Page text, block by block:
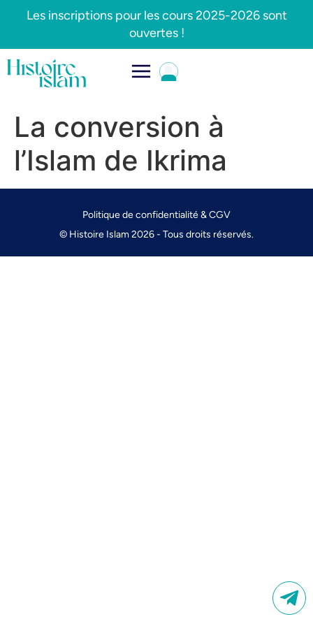
Les inscriptions pour les cours 2025-2026 sont
ouvertes !
La conversion à
l’Islam de Ikrima
© Histoire Islam 2026 - Tous droits réservés.
Politique de confidentialité & CGV